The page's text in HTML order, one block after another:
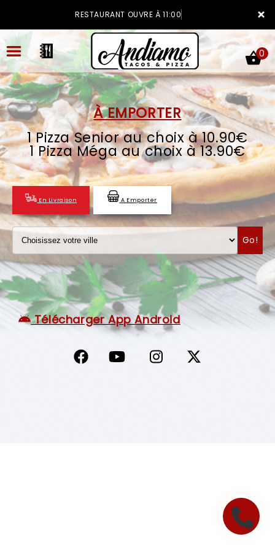
×
RESTAURANT OUVRE À 11:00
ACCUEIL
LA CARTE
VOTRE COMPTE
NOTRE RESTAURANT
MENTIONS LÉGALES
C.G.V
0
À EMPORTER
1 Pizza Senior au choix à 10.90€
1 Pizza Méga au choix à 13.90€
En Livraison A Emporter
Go!
Télécharger App Android